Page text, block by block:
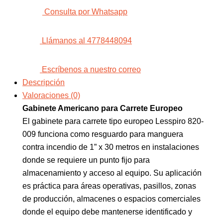
Consulta por Whatsapp
Llámanos al 4778448094
Escríbenos a nuestro correo
Descripción
Valoraciones (0)
Gabinete Americano para Carrete Europeo
El gabinete para carrete tipo europeo Lesspiro 820-
009 funciona como resguardo para manguera
contra incendio de 1” x 30 metros en instalaciones
donde se requiere un punto fijo para
almacenamiento y acceso al equipo. Su aplicación
es práctica para áreas operativas, pasillos, zonas
de producción, almacenes o espacios comerciales
donde el equipo debe mantenerse identificado y